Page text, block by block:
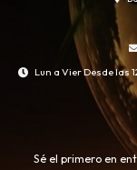
Lun a Vier Desde las
Sé el primero en